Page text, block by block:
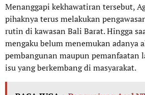
Menanggapi kekhawatiran tersebut,
pihaknya terus melakukan
rutin di kawasan Bali Barat. Hingga
mengaku belum menemukan adanya
pembangunan maupun pemanfaatan
isu yang berkembang di masyarakat.